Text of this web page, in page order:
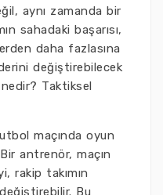
aynı zamanda bir
sahadaki başarısı,
daha fazlasına
değiştirebilecek
Taktiksel
maçında oyun
Bir antrenör, maçın
rakip takımın
Bu